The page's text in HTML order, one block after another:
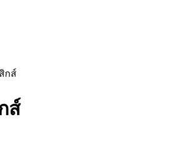
กส์
ส์